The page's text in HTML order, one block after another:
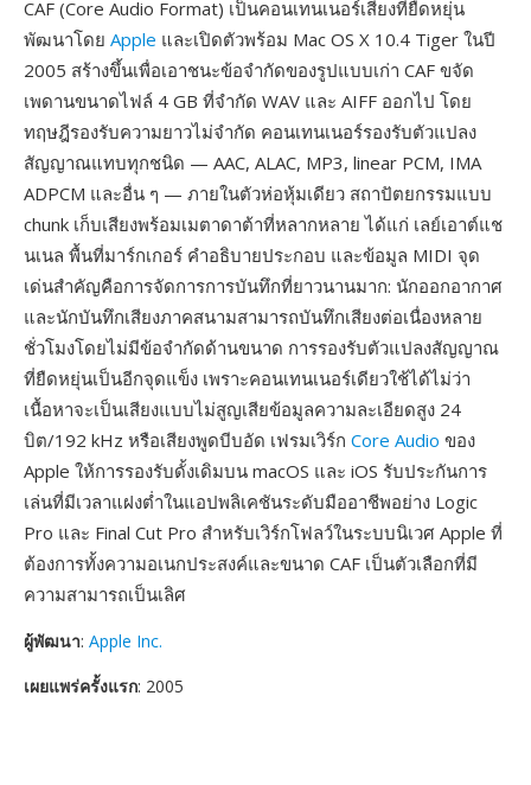
CAF (Core Audio Format) เป็นคอนเทนเนอร์เสียงที่ยืดหยุ่น
พัฒนาโดย Apple และเปิดตัวพร้อม Mac OS X 10.4 Tiger ในปี
2005 สร้างขึ้นเพื่อเอาชนะข้อจำกัดของรูปแบบเก่า CAF ขจัด
เพดานขนาดไฟล์ 4 GB ที่จำกัด WAV และ AIFF ออกไป โดย
ทฤษฎีรองรับความยาวไม่จำกัด คอนเทนเนอร์รองรับตัวแปลง
สัญญาณแทบทุกชนิด — AAC, ALAC, MP3, linear PCM, IMA
ADPCM และอื่น ๆ — ภายในตัวห่อหุ้มเดียว สถาปัตยกรรมแบบ
chunk เก็บเสียงพร้อมเมตาดาต้าที่หลากหลาย ได้แก่ เลย์เอาต์แช
นเนล พื้นที่มาร์กเกอร์ คำอธิบายประกอบ และข้อมูล MIDI จุด
เด่นสำคัญคือการจัดการการบันทึกที่ยาวนานมาก: นักออกอากาศ
และนักบันทึกเสียงภาคสนามสามารถบันทึกเสียงต่อเนื่องหลาย
ชั่วโมงโดยไม่มีข้อจำกัดด้านขนาด การรองรับตัวแปลงสัญญาณ
ที่ยืดหยุ่นเป็นอีกจุดแข็ง เพราะคอนเทนเนอร์เดียวใช้ได้ไม่ว่า
เนื้อหาจะเป็นเสียงแบบไม่สูญเสียข้อมูลความละเอียดสูง 24
บิต/192 kHz หรือเสียงพูดบีบอัด เฟรมเวิร์ก Core Audio ของ
Apple ให้การรองรับดั้งเดิมบน macOS และ iOS รับประกันการ
เล่นที่มีเวลาแฝงต่ำในแอปพลิเคชันระดับมืออาชีพอย่าง Logic
Pro และ Final Cut Pro สำหรับเวิร์กโฟลว์ในระบบนิเวศ Apple ที่
ต้องการทั้งความอเนกประสงค์และขนาด CAF เป็นตัวเลือกที่มี
ความสามารถเป็นเลิศ
ผู้พัฒนา: Apple Inc.
เผยแพร่ครั้งแรก: 2005